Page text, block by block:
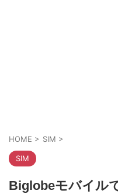
HOME > SIM >
SIM
Biglobeモバイル